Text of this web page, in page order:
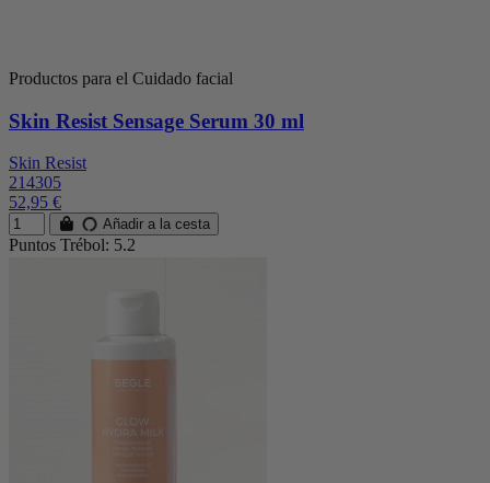
Productos para el Cuidado facial
Skin Resist Sensage Serum 30 ml
Skin Resist
214305
52,95 €
Añadir a la cesta
Puntos Trébol: 5.2